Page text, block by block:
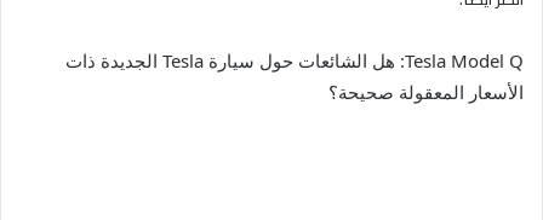
Tesla Model Q: هل الشائعات حول سيارة Tesla الجديدة ذات
الأسعار المعقولة صحيحة؟